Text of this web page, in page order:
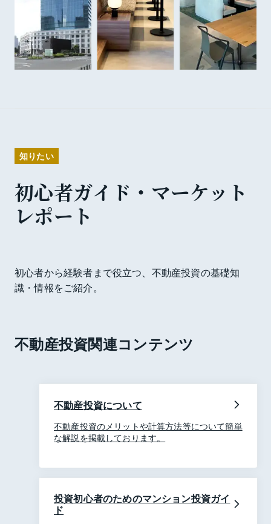
知りたい
初心者ガイド・マーケット
レポート
初心者から経験者まで役立つ、不動産投資の基礎知
識・情報をご紹介。
不動産投資関連コンテンツ
不動産投資について
不動産投資のメリットや計算方法等について簡単
な解説を掲載しております。
投資初心者のためのマンション投資ガイ
ド